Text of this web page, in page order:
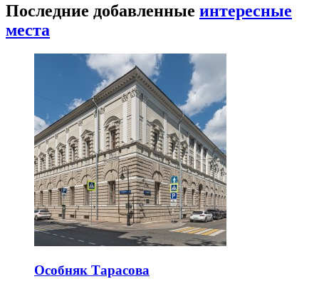
Последние добавленные интересные
места
Особняк Тарасова